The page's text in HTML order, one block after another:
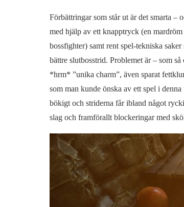
Förbättringar som står ut är det smarta
med hjälp av ett knapptryck (en
bossfighter) samt rent spel-tekniska
bättre slutbosstrid. Problemet är – som
*hrm* ”unika charm”, även sparat
som man kunde önska av ett spel i
bökigt och striderna får ibland något
slag och framförallt blockeringar med